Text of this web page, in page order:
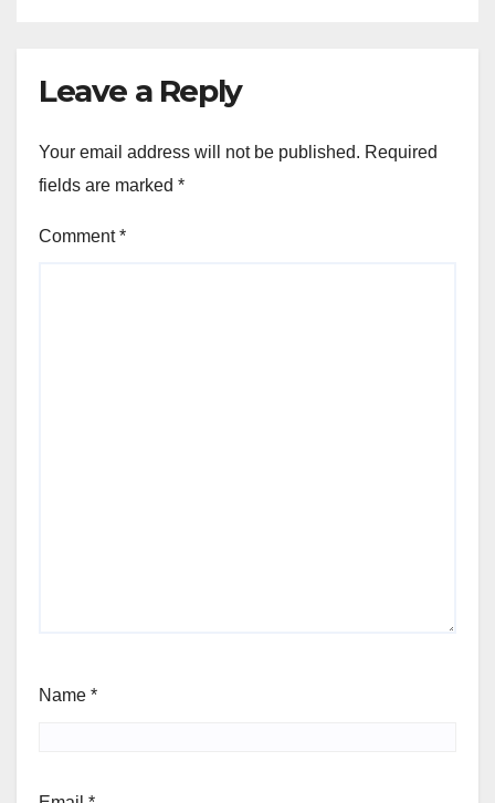
Leave a Reply
Your email address will not be published. Required
fields are marked *
Comment*
Name *